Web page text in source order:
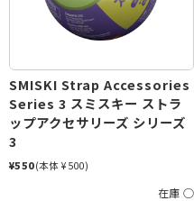
SMISKI Strap Accessories
Series 3 スミスキー ストラ
ップアクセサリーズ シリーズ
3
¥550(本体 ¥500)
在庫 ○